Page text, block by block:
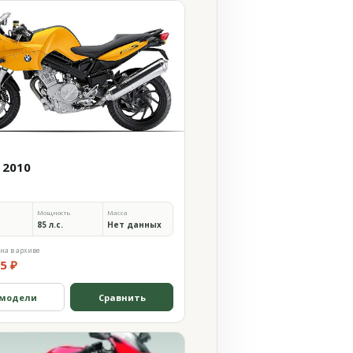
2010
Мощность
85 л.с.
Масса
Нет данных
в архиве
₽
Сравнить